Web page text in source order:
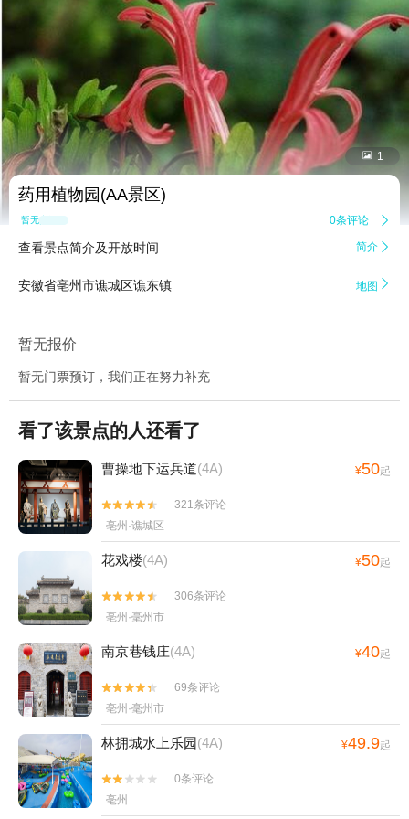
 1
药用植物园(AA景区)
暂无点评 0条评论 
查看景点简介及开放时间 简介 
安徽省亳州市谯城区谯东镇 地图 
暂无报价
暂无门票预订，我们正在努力补充
看了该景点的人还看了
曹操地下运兵道(4A) ¥50起


321条评论
亳州·谯城区
花戏楼(4A) ¥50起


306条评论
亳州·毫州市
南京巷钱庄(4A) ¥40起


69条评论
亳州·毫州市
林拥城水上乐园(4A) ¥49.9起


0条评论
亳州
